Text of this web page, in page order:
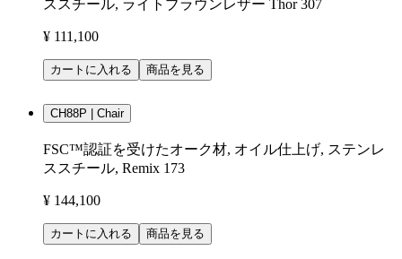
ススチール, ライトブラウンレザー Thor 307
¥ 111,100
カートに入れる 商品を見る
CH88P | Chair
FSC™認証を受けたオーク材, オイル仕上げ, ステンレ
ススチール, Remix 173
¥ 144,100
カートに入れる 商品を見る